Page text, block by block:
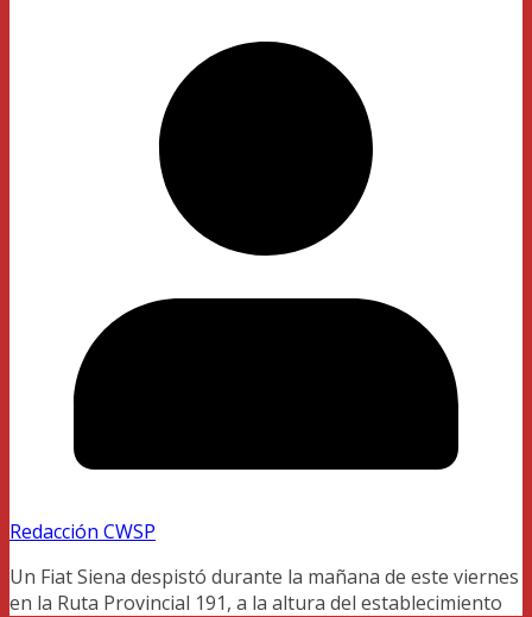
Redacción CWSP
Un Fiat Siena despistó durante la mañana de este viernes
en la Ruta Provincial 191, a la altura del establecimiento